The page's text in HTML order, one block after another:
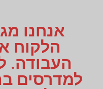
אנחנו
הלקוח
העבודה.
למדרסים